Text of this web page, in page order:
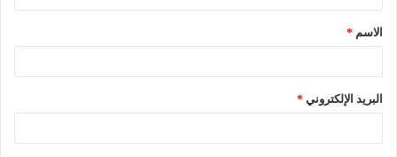
الاسم *
البريد الإلكتروني *